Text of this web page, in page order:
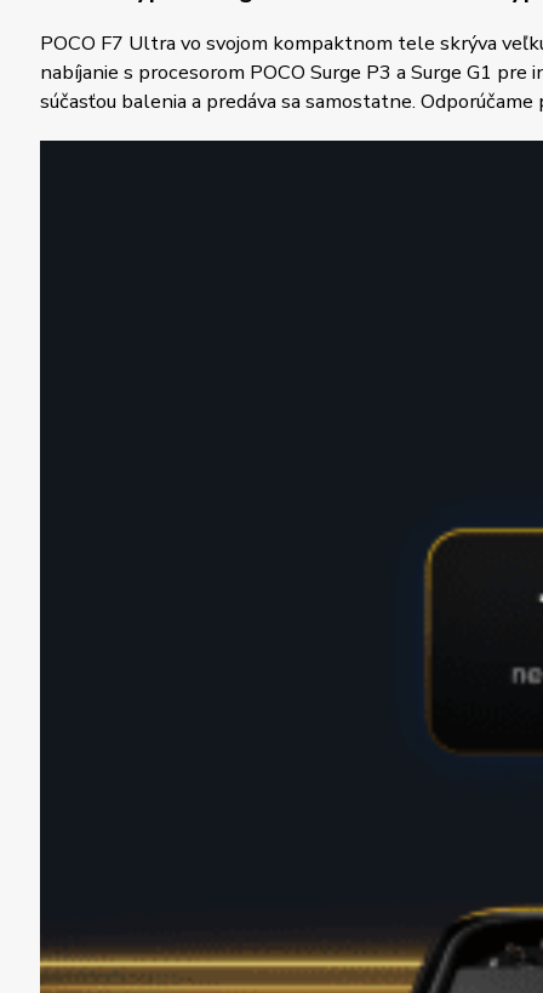
POCO F7 Ultra vo svojom kompaktnom tele skrýva
nabíjanie s procesorom POCO Surge P3 a Surge G1
súčasťou balenia a predáva sa samostatne.